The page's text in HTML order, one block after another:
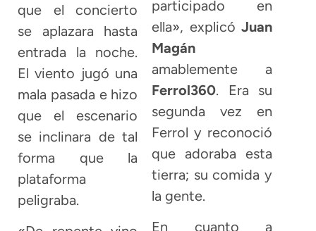
que el concierto
se aplazara hasta
entrada la noche.
El viento jugó una
mala pasada e hizo
que el escenario
se inclinara de tal
forma que la
plataforma
peligraba.
participado en
ella», explicó Juan
Magán
amablemente a
Ferrol360. Era su
segunda vez en
Ferrol y reconoció
que adoraba esta
tierra; su comida y
la gente.
En cuanto a